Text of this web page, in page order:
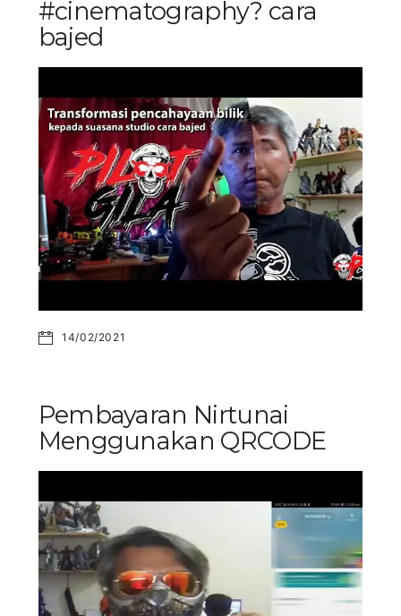
#cinematography? cara
bajed
14/02/2021
Pembayaran Nirtunai
Menggunakan QRCODE